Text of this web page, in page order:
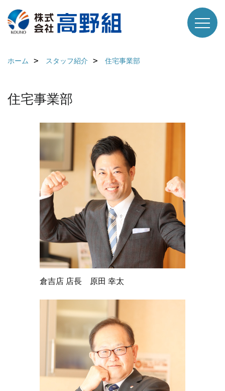
ホーム スタッフ紹介 住宅事業部
住宅事業部
倉吉店 店長 原田 幸太